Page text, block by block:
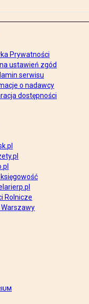
Prywatności
ustawień zgód
serwisu
o nadawcy
dostępności
księgowość
Rolnicze
Warszawy